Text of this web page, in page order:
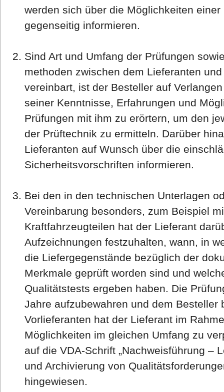
werden sich über die Möglichkeiten
gegenseitig informieren.
Sind Art und Umfang der Prüfungen
methoden zwischen dem Lieferanten
vereinbart, ist der Besteller auf
seiner Kenntnisse, Erfahrungen und
Prüfungen mit ihm zu erörtern, um den
der Prüftechnik zu ermitteln. Darüber
Lieferanten auf Wunsch über die
Sicherheitsvorschriften informieren.
Bei den in den technischen Unterlagen
Vereinbarung besonders, zum Beispiel
Kraftfahrzeugteilen hat der Lieferant
Aufzeichnungen festzuhalten, wann, in
die Liefergegenstände bezüglich der
Merkmale geprüft worden sind und
Qualitätstests ergeben haben. Die
Jahre aufzubewahren und dem Besteller
Vorlieferanten hat der Lieferant im
Möglichkeiten im gleichen Umfang zu
auf die VDA-Schrift „Nachweisführung –
und Archivierung von
hingewiesen.